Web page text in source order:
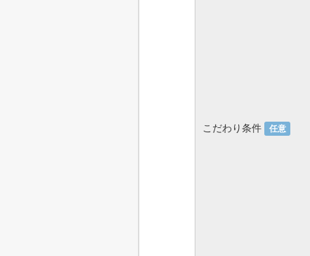
こだわり条件 任意